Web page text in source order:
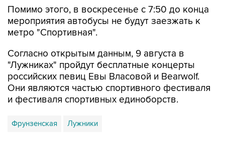
Помимо этого, в воскресенье с 7:50 до конца
мероприятия автобусы не будут заезжать к
метро "Спортивная".
Согласно открытым данным, 9 августа в
"Лужниках" пройдут бесплатные концерты
российских певиц Евы Власовой и Bearwolf.
Они являются частью спортивного фестиваля
и фестиваля спортивных единоборств.
Фрунзенская Лужники